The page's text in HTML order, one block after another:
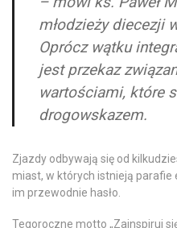
młodzieży diecezji
Oprócz wątku
jest przekaz
wartościami, które
drogowskazem.
Zjazdy odbywają się od
miast, w których istnieją
im przewodnie hasło.
Tegoroczne motto „Zainspiruj